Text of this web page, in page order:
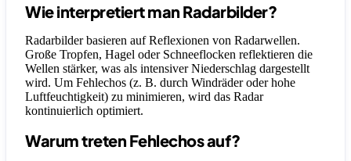
Wie interpretiert man Radarbilder?
Radarbilder basieren auf Reflexionen von Radarwellen.
Große Tropfen, Hagel oder Schneeflocken reflektieren die
Wellen stärker, was als intensiver Niederschlag dargestellt
wird. Um Fehlechos (z. B. durch Windräder oder hohe
Luftfeuchtigkeit) zu minimieren, wird das Radar
kontinuierlich optimiert.
Warum treten Fehlechos auf?